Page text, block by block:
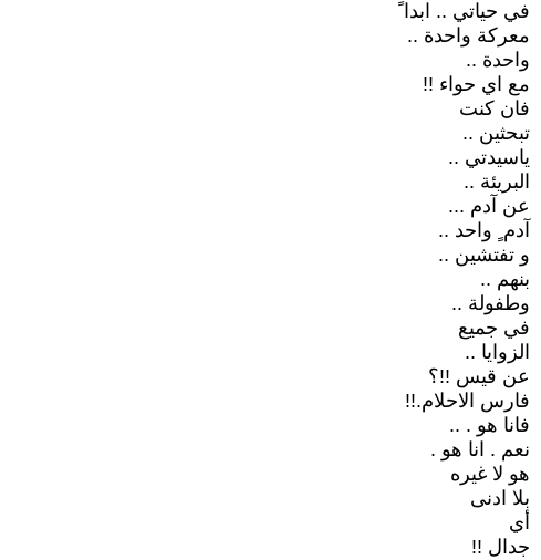
في حياتي .. ابدا ً
معركة واحدة ..
واحدة ..
مع اي حواء !!
فان كنت
تبحثين ..
ياسيدتي ..
البريئة ..
عن آدم ...
آدم ٍ واحد ..
و تفتشين ..
بنهم ..
وطفولة ..
في جميع
الزوايا ..
عن قيس !!؟
فارس الاحلام.!!
فانا هو . ..
نعم . انا هو .
هو لا غيره
بلا ادنى
أي
جدال !!